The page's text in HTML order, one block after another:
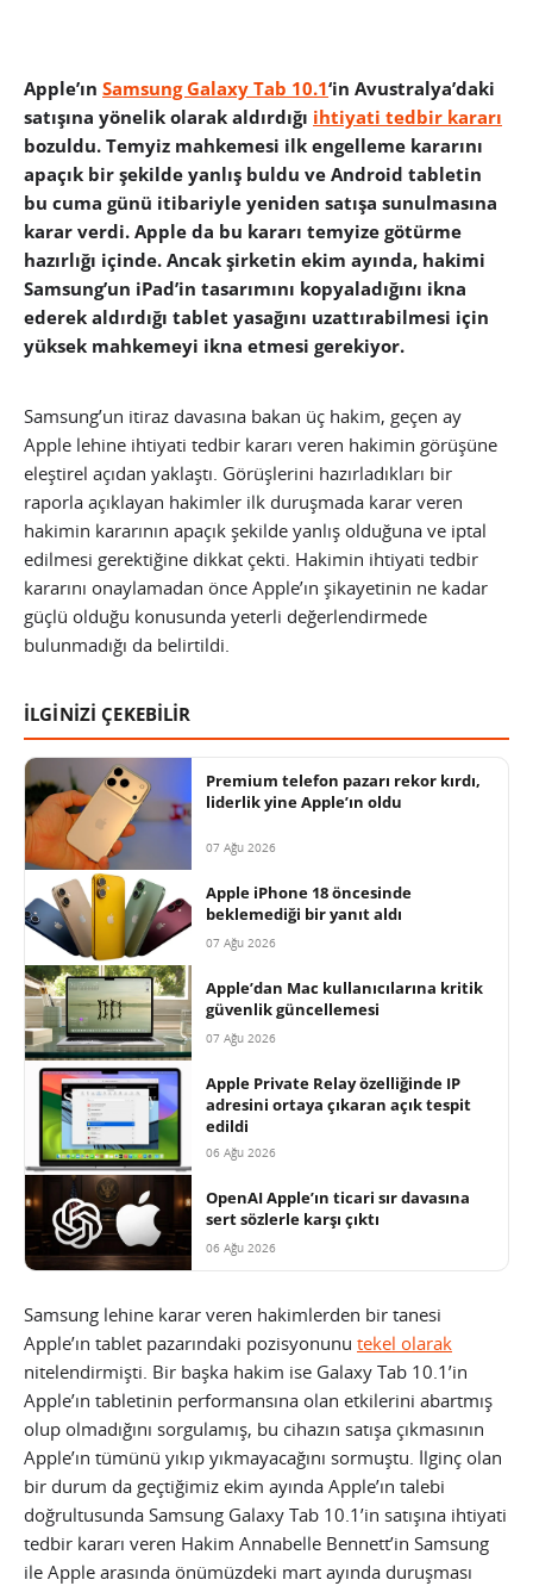
Apple’ın Samsung Galaxy Tab 10.1‘in Avustralya’daki
satışına yönelik olarak aldırdığı ihtiyati tedbir kararı
bozuldu. Temyiz mahkemesi ilk engelleme kararını
apaçık bir şekilde yanlış buldu ve Android tabletin
bu cuma günü itibariyle yeniden satışa sunulmasına
karar verdi. Apple da bu kararı temyize götürme
hazırlığı içinde. Ancak şirketin ekim ayında, hakimi
Samsung’un iPad’in tasarımını kopyaladığını ikna
ederek aldırdığı tablet yasağını uzattırabilmesi için
yüksek mahkemeyi ikna etmesi gerekiyor.
Samsung’un itiraz davasına bakan üç hakim, geçen ay
Apple lehine ihtiyati tedbir kararı veren hakimin görüşüne
eleştirel açıdan yaklaştı. Görüşlerini hazırladıkları bir
raporla açıklayan hakimler ilk duruşmada karar veren
hakimin kararının apaçık şekilde yanlış olduğuna ve iptal
edilmesi gerektiğine dikkat çekti. Hakimin ihtiyati tedbir
kararını onaylamadan önce Apple’ın şikayetinin ne kadar
güçlü olduğu konusunda yeterli değerlendirmede
bulunmadığı da belirtildi.
İLGİNİZİ ÇEKEBİLİR
Premium telefon pazarı rekor kırdı,
liderlik yine Apple’ın oldu
07 Ağu 2026
Apple iPhone 18 öncesinde
beklemediği bir yanıt aldı
07 Ağu 2026
Apple’dan Mac kullanıcılarına kritik
güvenlik güncellemesi
07 Ağu 2026
Apple Private Relay özelliğinde IP
adresini ortaya çıkaran açık tespit
edildi
06 Ağu 2026
OpenAI Apple’ın ticari sır davasına
sert sözlerle karşı çıktı
06 Ağu 2026
Samsung lehine karar veren hakimlerden bir tanesi
Apple’ın tablet pazarındaki pozisyonunu tekel olarak
nitelendirmişti. Bir başka hakim ise Galaxy Tab 10.1’in
Apple’ın tabletinin performansına olan etkilerini abartmış
olup olmadığını sorgulamış, bu cihazın satışa çıkmasının
Apple’ın tümünü yıkıp yıkmayacağını sormuştu. İlginç olan
bir durum da geçtiğimiz ekim ayında Apple’ın talebi
doğrultusunda Samsung Galaxy Tab 10.1’in satışına ihtiyati
tedbir kararı veren Hakim Annabelle Bennett’in Samsung
ile Apple arasında önümüzdeki mart ayında duruşması